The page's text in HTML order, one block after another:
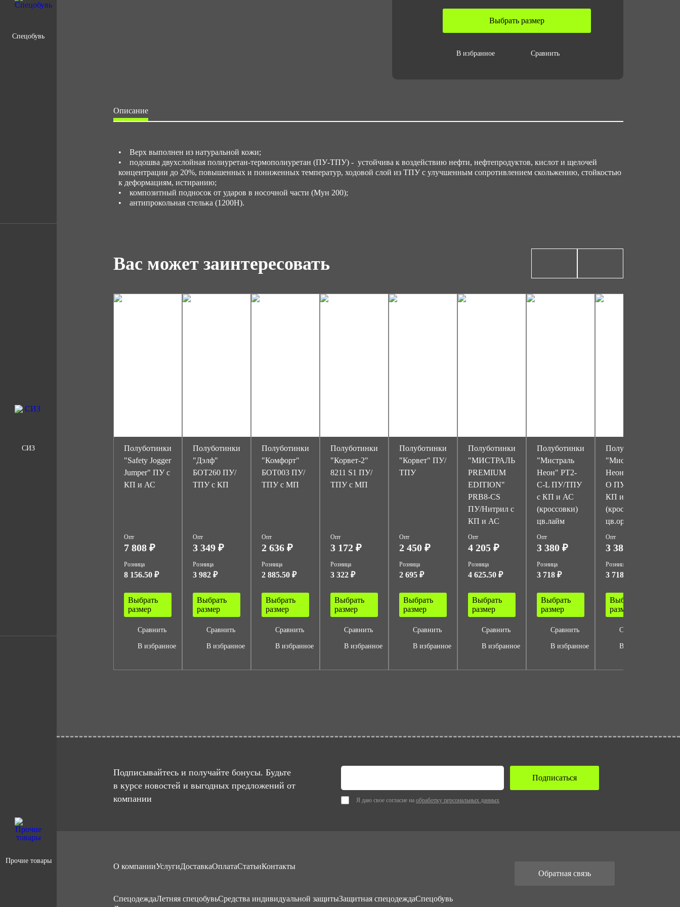
Спецобувь
СИЗ
Прочие товары
Выбрать размер
В избранное Сравнить
Описание
• Верх выполнен из натуральной кожи;
• подошва двухслойная полиуретан-термополиуретан (ПУ-ТПУ) - устойчива к воздействию нефти, нефтепродуктов, кислот и щелочей
концентрации до 20%, повышенных и пониженных температур, ходовой слой из ТПУ с улучшенным сопротивлением скольжению, стойкостью
к деформациям, истиранию;
• композитный подносок от ударов в носочной части (Мун 200);
• антипрокольная стелька (1200Н).
Вас может заинтересовать
Полуботинки
"Safety Jogger
Jumper" ПУ с
КП и АС
Опт
7 808 ₽
Розница
8 156.50 ₽
Выбрать
размер
Сравнить
В избранное
Полуботинки
"Дэлф"
БОТ260 ПУ/
ТПУ с КП
Опт
3 349 ₽
Розница
3 982 ₽
Выбрать
размер
Сравнить
В избранное
Полуботинки
"Комфорт"
БОТ003 ПУ/
ТПУ с МП
Опт
2 636 ₽
Розница
2 885.50 ₽
Выбрать
размер
Сравнить
В избранное
Полуботинки
"Корвет-2"
8211 S1 ПУ/
ТПУ с МП
Опт
3 172 ₽
Розница
3 322 ₽
Выбрать
размер
Сравнить
В избранное
Полуботинки
"Корвет" ПУ/
ТПУ
Опт
2 450 ₽
Розница
2 695 ₽
Выбрать
размер
Сравнить
В избранное
Полуботинки
"МИСТРАЛЬ
PREMIUM
EDITION"
PRB8-CS
ПУ/Нитрил с
КП и АС
Опт
4 205 ₽
Розница
4 625.50 ₽
Выбрать
размер
Сравнить
В избранное
Полуботинки
"Мистраль
Неон" PT2-
C-L ПУ/ТПУ
с КП и АС
(кроссовки)
цв.лайм
Опт
3 380 ₽
Розница
3 718 ₽
Выбрать
размер
Сравнить
В избранное
Полуботинки
"Мистраль
Неон" PT2-C-
O ПУ/ТПУ с
КП и АС
(кроссовки)
цв.оранжевый
Опт
3 380 ₽
Розница
3 718 ₽
Выбрать
размер
Сравнить
В избранное
Подписывайтесь и получайте бонусы. Будьте
в курсе новостей и выгодных предложений от
компании
Я даю свое согласие на обработку персональных данных
Подписаться
О компанииУслугиДоставкаОплатаСтатьиКонтакты
CпецодеждаЛетняя спецобувьСредства индивидуальной защитыЗащитная спецодеждаСпецобувь
Обратная связь